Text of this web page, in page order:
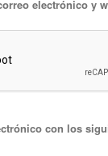
electrónico y
con los